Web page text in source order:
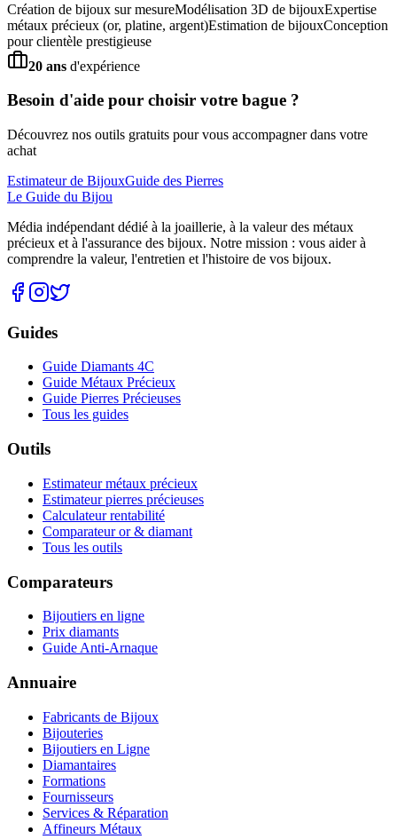
Création de bijoux sur mesureModélisation 3D de bijouxExpertise
métaux précieux (or, platine, argent)Estimation de bijouxConception
pour clientèle prestigieuse
20 ans d'expérience
Besoin d'aide pour choisir votre bague ?
Découvrez nos outils gratuits pour vous accompagner dans votre
achat
Estimateur de BijouxGuide des Pierres
Le Guide du Bijou
Média indépendant dédié à la joaillerie, à la valeur des métaux
précieux et à l'assurance des bijoux. Notre mission : vous aider à
comprendre la valeur, l'entretien et l'histoire de vos bijoux.
Guides
Guide Diamants 4C
Guide Métaux Précieux
Guide Pierres Précieuses
Tous les guides
Outils
Estimateur métaux précieux
Estimateur pierres précieuses
Calculateur rentabilité
Comparateur or & diamant
Tous les outils
Comparateurs
Bijoutiers en ligne
Prix diamants
Guide Anti-Arnaque
Annuaire
Fabricants de Bijoux
Bijouteries
Bijoutiers en Ligne
Diamantaires
Formations
Fournisseurs
Services & Réparation
Affineurs Métaux